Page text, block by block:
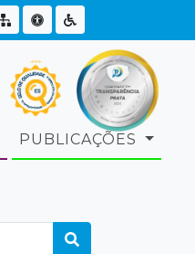
PUBLICAÇÕES